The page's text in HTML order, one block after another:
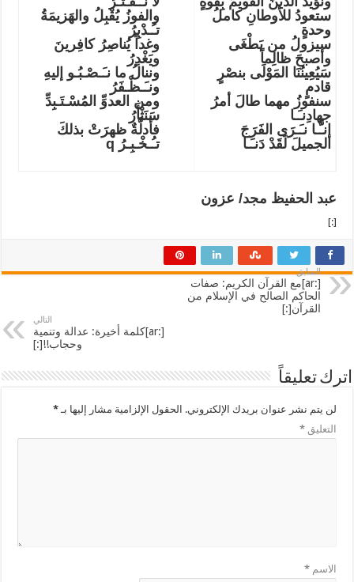
ستعودُ للأوطانِ كاملُ
وحدةٍ
سيزولُ من يَطْغَى
وأصبحَ ظالِماً
سَيُعِينُنَا المَوْلَى بنصْرٍ
قادمٍ
سنفوزُ مهما طالَ أمرُ
جهادِنـَـا
إنـَّـا نـَـرَى الفَرَجَ
الجميلَ لَقَدْ دَنـَـا
والفوزُ يُقْبِلُ والهَزيمَةُ
تـُـدْبِرُ
وغداً يُناصِرُ كافِرينَ
ويَغْدِرُ
وننالُ ما نـَـصْـبُـو إليهِ
ونـَـظْـفَرُ
ومن العدوِّ المُسْـتَـبِدِّ
سَنَثْأَرُ
فأدلَّةٌ ظهرَتْ بذلكَ
تـُـخْـبِـرُ q
عبد الحفيظ مجد/ عزون
[:]
السابق
[:ar]مع القرآن الكريم: صفات
الحاكم الصالح في الإسلام من
القرآن[:]
التالي
[:ar]كلمة أخيرة: عدالة وتنمية
وحجاب!![:]
اترك تعليقاً
لن يتم نشر عنوان بريدك الإلكتروني. الحقول الإلزامية مشار إليها بـ*
التعليق*
الاسم*